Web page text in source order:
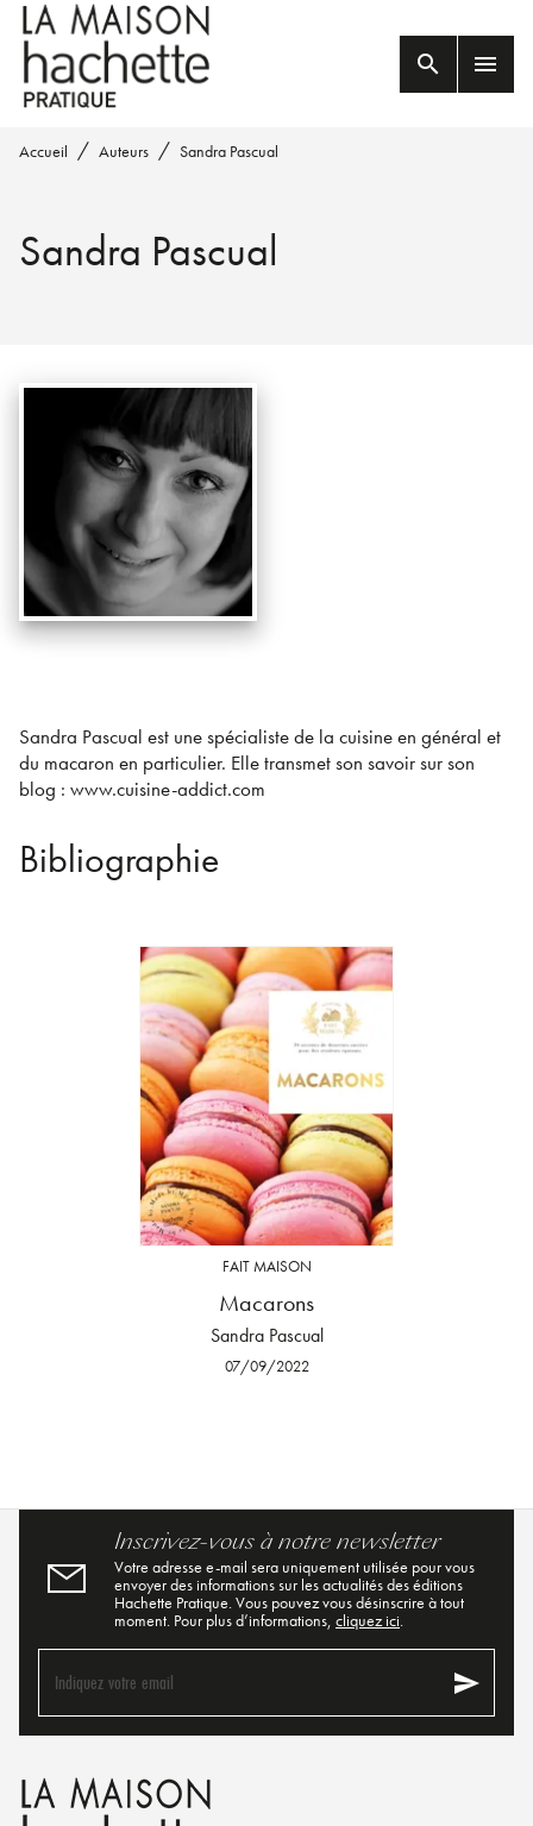
MENU RECHERCHE
PIED DE PAGE
search menu
Accueil / Auteurs / Sandra Pascual
Sandra Pascual
Sandra Pascual est une spécialiste de la cuisine en général et
du macaron en particulier. Elle transmet son savoir sur son
blog : www.cuisine-addict.com
Bibliographie
FAIT MAISON
Macarons
Sandra Pascual
07/09/2022
Inscrivez-vous à notre newsletter
Votre adresse e-mail sera uniquement utilisée pour vous
envoyer des informations sur les actualités des éditions
Hachette Pratique. Vous pouvez vous désinscrire à tout
moment. Pour plus d’informations, cliquez ici.
Indiquez votre email send